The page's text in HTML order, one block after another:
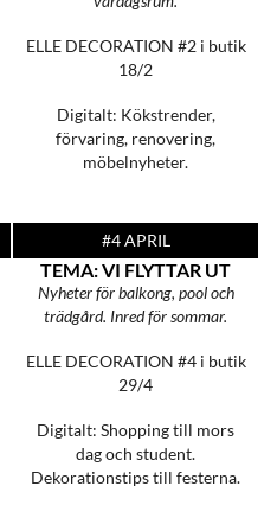
ELLE DECORATION #2 i butik
18/2
Digitalt: Kökstrender,
förvaring, renovering,
möbelnyheter.
#4 APRIL
TEMA: VI FLYTTAR UT
Nyheter för balkong, pool och
trädgård. Inred för sommar.
ELLE DECORATION #4 i butik
29/4
Digitalt: Shopping till mors
dag och student.
Dekorationstips till festerna.